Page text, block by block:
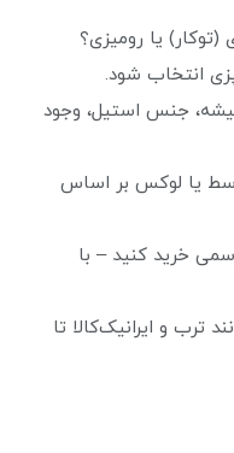
یا رومیزی؟
انتخاب شود.
جنس استیل، وجود
یا لوکس بر اساس
خرید کنید – با
ترب و ایرانیک‌کالا تا